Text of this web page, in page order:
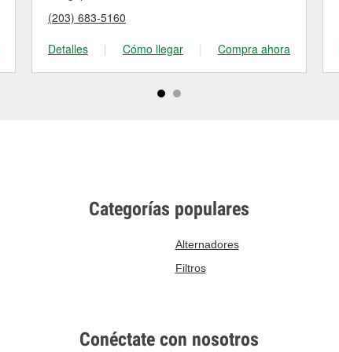
(203) 683-5160
Detalles
| Cómo llegar | Compra ahora
Categorías populares
Alternadores
Filtros
Conéctate con nosotros